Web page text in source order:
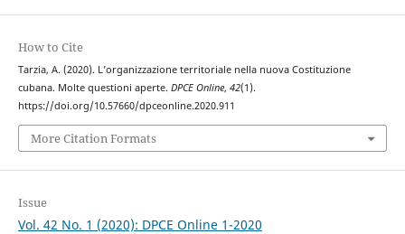
How to Cite
Tarzia, A. (2020). L’organizzazione territoriale nella nuova Costituzione
cubana. Molte questioni aperte. DPCE Online, 42(1).
https://doi.org/10.57660/dpceonline.2020.911
More Citation Formats
Issue
Vol. 42 No. 1 (2020): DPCE Online 1-2020